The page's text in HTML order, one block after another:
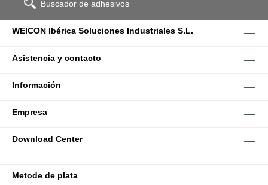
Buscador de adhesivos
WEICON Ibérica Soluciones Industriales S.L.
Asistencia y contacto
Información
Empresa
Download Center
Metode de plata